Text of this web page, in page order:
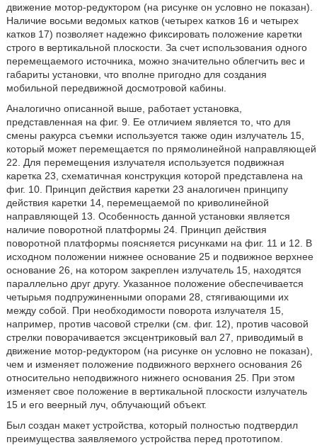
движение мотор-редуктором (на рисунке он условно не показан).
Наличие восьми ведомых катков (четырех катков 16 и четырех
катков 17) позволяет надежно фиксировать положение каретки
строго в вертикальной плоскости. За счет использования одного
перемещаемого источника, можно значительно облегчить вес и
габариты установки, что вполне пригодно для создания
мобильной передвижной досмотровой кабины.
Аналогично описанной выше, работает установка,
представленная на фиг. 9. Ее отличием является то, что для
смены ракурса съемки используется также один излучатель 15,
который может перемещается по прямолинейной направляющей
22. Для перемещения излучателя используется подвижная
каретка 23, схематичная конструкция которой представлена на
фиг. 10. Принцип действия каретки 23 аналогичен принципу
действия каретки 14, перемещаемой по криволинейной
направляющей 13. Особенность данной установки является
наличие поворотной платформы 24. Принцип действия
поворотной платформы поясняется рисунками на фиг. 11 и 12. В
исходном положении нижнее основание 25 и подвижное верхнее
основание 26, на котором закреплен излучатель 15, находятся
параллельно друг другу. Указанное положение обеспечивается
четырьмя подпружиненными опорами 28, стягивающими их
между собой. При необходимости поворота излучателя 15,
например, против часовой стрелки (см. фиг. 12), против часовой
стрелки поворачивается эксцентриковый вал 27, приводимый в
движение мотор-редуктором (на рисунке он условно не показан),
чем и изменяет положение подвижного верхнего основания 26
относительно неподвижного нижнего основания 25. При этом
изменяет свое положение в вертикальной плоскости излучатель
15 и его веерный луч, облучающий объект.
Был создан макет устройства, который полностью подтвердил
преимущества заявляемого устройства перед прототипом.